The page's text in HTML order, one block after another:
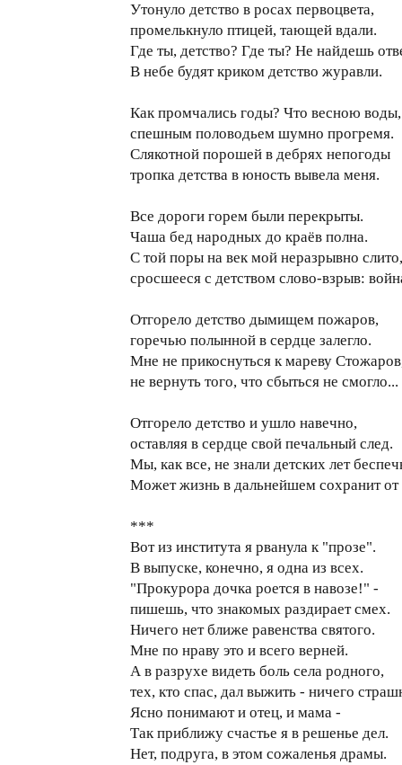
Утонуло детство в росах первоцвета,
промелькнуло птицей, тающей вдали.
Где ты, детство? Где ты? Не найдешь
В небе будят криком детство журавли.
Как промчались годы? Что весною воды,
спешным половодьем шумно прогремя.
Слякотной порошей в дебрях непогоды
тропка детства в юность вывела меня.
Все дороги горем были перекрыты.
Чаша бед народных до краёв полна.
С той поры на век мой неразрывно слито,
сросшееся с детством слово-взрыв:
Отгорело детство дымищем пожаров,
горечью полынной в сердце залегло.
Мне не прикоснуться к мареву
не вернуть того, что сбыться не смогло...
Отгорело детство и ушло навечно,
оставляя в сердце свой печальный след.
Мы, как все, не знали детских лет
Может жизнь в дальнейшем сохранит от
***
Вот из института я рванула к "прозе".
В выпуске, конечно, я одна из всех.
"Прокурора дочка роется в навозе!" -
пишешь, что знакомых раздирает смех.
Ничего нет ближе равенства святого.
Мне по нраву это и всего верней.
А в разрухе видеть боль села родного,
тех, кто спас, дал выжить - ничего
Ясно понимают и отец, и мама -
Так приближу счастье я в решенье дел.
Нет, подруга, в этом сожаленья драмы.